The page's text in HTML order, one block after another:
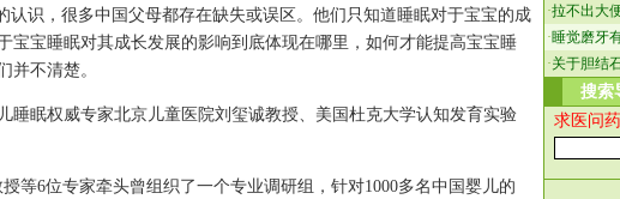
识，很多中国父母都存在缺失或误区。他们只知道睡眠对于宝宝的成
宝宝睡眠对其成长发展的影响到底体现在哪里，如何才能提高宝宝睡
并不清楚。
眠权威专家北京儿童医院刘玺诚教授、美国杜克大学认知发育实验
等6位专家牵头曾组织了一个专业调研组，针对1000多名中国婴儿的
·拉不出大
·睡觉磨牙
·关于胆结
搜索
求医问药